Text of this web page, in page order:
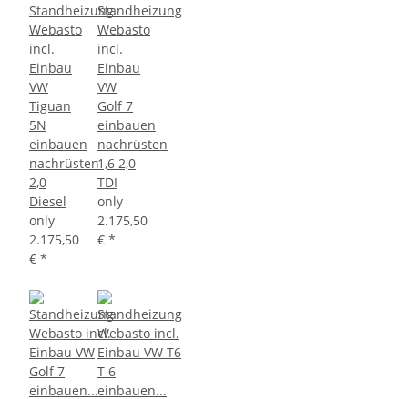
Standheizung
Webasto
incl.
Einbau
VW
Tiguan
5N
einbauen
nachrüsten
2,0
Diesel
only
2.175,50
€ *
Standheizung
Webasto
incl.
Einbau
VW
Golf 7
einbauen
nachrüsten
1,6 2,0
TDI
only
2.175,50
€ *